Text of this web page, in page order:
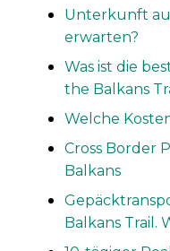
Unterkunft
erwarten?
Was ist die
the Balkans
Welche
Cross Border
Balkans
Balkans Trail.